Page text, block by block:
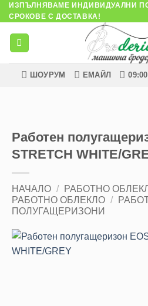
Skip
to
content
ИЗПЪЛНЯВАМЕ ИНДИВИДУАЛНИ
СРОКОВЕ С ДОСТАВКА!
ШОУРУМ ЕМАЙЛ
Работен
STRETCH WHITE/
НАЧАЛО / РАБОТНО
РАБОТНО ОБЛЕКЛО /
ПОЛУГАЩЕРИЗОНИ